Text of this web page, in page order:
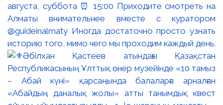
августа, суббота ⏰ 15:00 Приходите смотреть на
Алматы внимательнее вместе с куратором
@guideinalmaty Иногда достаточно просто узнать
историю того, мимо чего мы проходим каждый день.